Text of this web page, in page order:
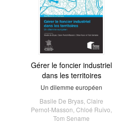
Gérer le foncier industriel
dans les territoires
Un dilemme européen
Basile De Bryas Claire
Pernot-Masson Chloé Ruivo
Tom Sename